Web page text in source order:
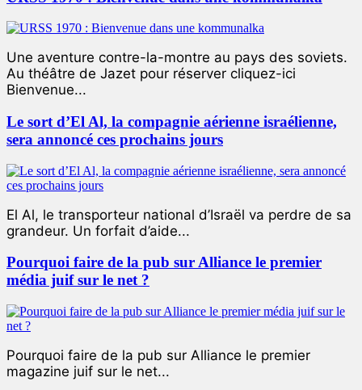
Une aventure contre-la-montre au pays des soviets.
Au théâtre de Jazet pour réserver cliquez-ici
Bienvenue...
Le sort d’El Al, la compagnie aérienne israélienne,
sera annoncé ces prochains jours
El Al, le transporteur national d’Israël va perdre de sa
grandeur. Un forfait d’aide...
Pourquoi faire de la pub sur Alliance le premier
média juif sur le net ?
Pourquoi faire de la pub sur Alliance le premier
magazine juif sur le net...